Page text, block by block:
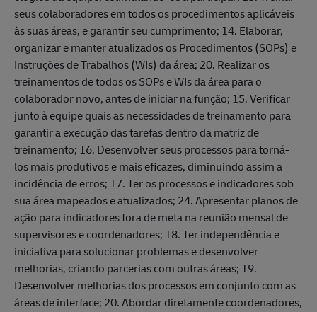
seus colaboradores em todos os procedimentos aplicáveis
às suas áreas, e garantir seu cumprimento; 14. Elaborar,
organizar e manter atualizados os Procedimentos (SOPs) e
Instruções de Trabalhos (WIs) da área; 20. Realizar os
treinamentos de todos os SOPs e WIs da área para o
colaborador novo, antes de iniciar na função; 15. Verificar
junto à equipe quais as necessidades de treinamento para
garantir a execução das tarefas dentro da matriz de
treinamento; 16. Desenvolver seus processos para torná-
los mais produtivos e mais eficazes, diminuindo assim a
incidência de erros; 17. Ter os processos e indicadores sob
sua área mapeados e atualizados; 24. Apresentar planos de
ação para indicadores fora de meta na reunião mensal de
supervisores e coordenadores; 18. Ter independência e
iniciativa para solucionar problemas e desenvolver
melhorias, criando parcerias com outras áreas; 19.
Desenvolver melhorias dos processos em conjunto com as
áreas de interface; 20. Abordar diretamente coordenadores,